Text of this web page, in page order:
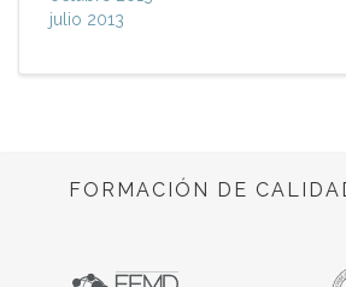
julio 2013
FORMACIÓN DE